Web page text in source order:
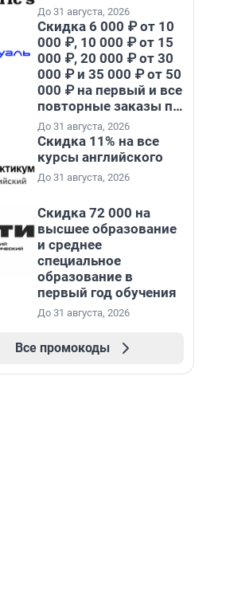
До 31 августа, 2026
Скидка 6 000 ₽ от 10
000 ₽, 10 000 ₽ от 15
000 ₽, 20 000 ₽ от 30
000 ₽ и 35 000 ₽ от 50
000 ₽ на первый и все
повторные заказы по
промокоду НАБЕРИ
До 31 августа, 2026
Скидка 11% на все
курсы английского
До 31 августа, 2026
Скидка 72 000 на
высшее образование
и среднее
специальное
образование в
первый год обучения
До 31 августа, 2026
Все промокоды